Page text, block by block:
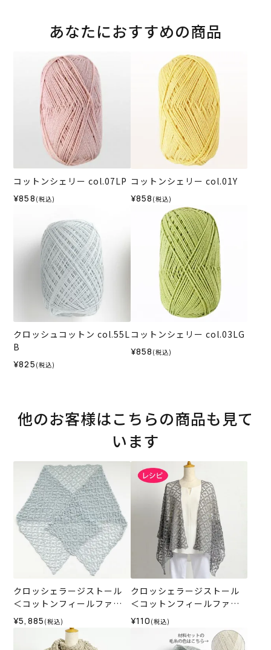
あなたにおすすめの商品
コットンシェリー col.07LP
¥858 (税込)
コットンシェリー col.01Y
¥858 (税込)
クロッシュコットン col.55L
B
¥825 (税込)
コットンシェリー col.03LG
¥858 (税込)
他のお客様はこちらの商品も見て
います
クロッシェラージストール
＜コットンフィールファイ
ン07LB＞（編み物 材料セッ
ト）
¥5,885 (税込)
クロッシェラージストール
＜コットンフィールファイ
ン＞（レシピ）
¥110 (税込)